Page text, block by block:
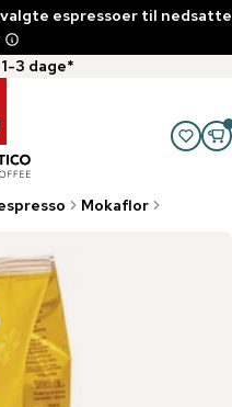
espressoer til nedsatte
3 dage*
Mokaflor